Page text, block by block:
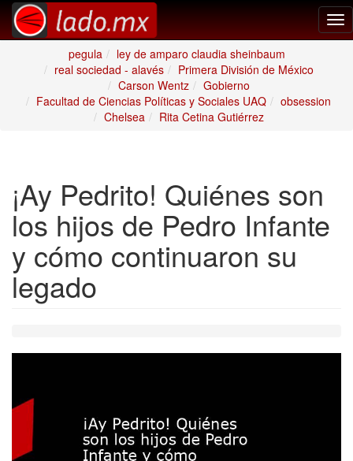
pegula
ley de amparo claudia sheinbaum
real sociedad - alavés
Primera División de México
Carson Wentz
Gobierno
Facultad de Ciencias Políticas y Sociales UAQ
obsession
Chelsea
Rita Cetina Gutiérrez
¡Ay Pedrito! Quiénes son
los hijos de Pedro Infante
y cómo continuaron su
legado